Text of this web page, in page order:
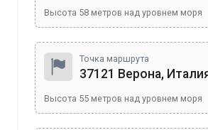
Высота 58 метров над уровнем моря
Точка маршрута
37121 Верона,
Высота 55 метров над уровнем моря